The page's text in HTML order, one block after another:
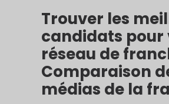
Trouver les
candidats pour
réseau de
Comparaison
médias de la